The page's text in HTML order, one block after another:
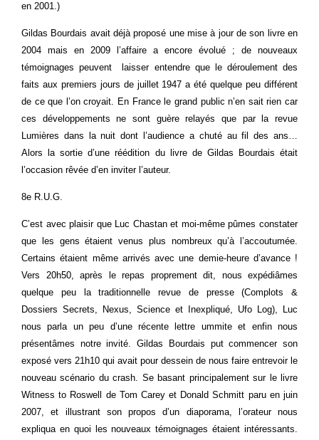
en 2001.)
Gildas Bourdais avait déjà proposé une mise à jour de son livre en
2004 mais en 2009 l’affaire a encore évolué ; de nouveaux
témoignages peuvent laisser entendre que le déroulement des
faits aux premiers jours de juillet 1947 a été quelque peu différent
de ce que l’on croyait. En France le grand public n’en sait rien car
ces développements ne sont guère relayés que par la revue
Lumières dans la nuit dont l’audience a chuté au fil des ans…
Alors la sortie d’une réédition du livre de Gildas Bourdais était
l’occasion rêvée d’en inviter l’auteur.
8e R.U.G.
C’est avec plaisir que Luc Chastan et moi-même pûmes constater
que les gens étaient venus plus nombreux qu’à l’accoutumée.
Certains étaient même arrivés avec une demie-heure d’avance !
Vers 20h50, après le repas proprement dit, nous expédiâmes
quelque peu la traditionnelle revue de presse (Complots &
Dossiers Secrets, Nexus, Science et Inexpliqué, Ufo Log), Luc
nous parla un peu d’une récente lettre ummite et enfin nous
présentâmes notre invité. Gildas Bourdais put commencer son
exposé vers 21h10 qui avait pour dessein de nous faire entrevoir le
nouveau scénario du crash. Se basant principalement sur le livre
Witness to Roswell de Tom Carey et Donald Schmitt paru en juin
2007, et illustrant son propos d’un diaporama, l’orateur nous
expliqua en quoi les nouveaux témoignages étaient intéressants.